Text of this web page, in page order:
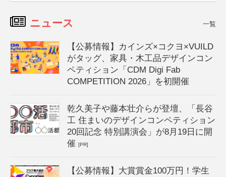
ニュース 一覧
【公募情報】カインズ×コクヨ×VUILD
がタッグ、家具・木工品デザインコン
ペティション「CDM Digi Fab
COMPETITION 2026」を初開催
乾久美子や藤本壮介らが登壇、「長谷
工 住まいのデザインコンペティション
20回記念 特別講演会」が8月19日に開
催[PR]
【公募情報】大賞賞金100万円！学生